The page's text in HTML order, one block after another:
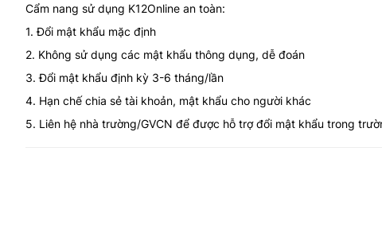
Cẩm nang sử dụng K12Online an toàn:
1. Đổi mật khẩu mặc định
2. Không sử dụng các mật khẩu thông dụng, dễ đoán
3. Đổi mật khẩu định kỳ 3-6 tháng/lần
4. Hạn chế chia sẻ tài khoản, mật khẩu cho người khác
5. Liên hệ nhà trường/GVCN để được hỗ trợ đổi mật khẩu trong